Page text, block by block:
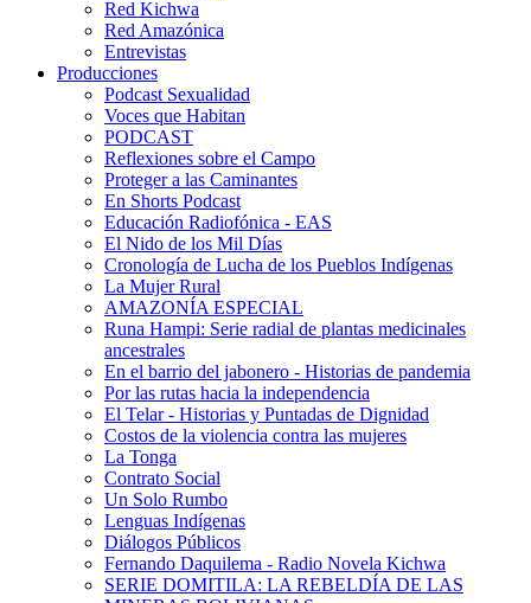
Red Kichwa
Red Amazónica
Entrevistas
Producciones
Podcast Sexualidad
Voces que Habitan
PODCAST
Reflexiones sobre el Campo
Proteger a las Caminantes
En Shorts Podcast
Educación Radiofónica - EAS
El Nido de los Mil Días
Cronología de Lucha de los Pueblos Indígenas
La Mujer Rural
AMAZONÍA ESPECIAL
Runa Hampi: Serie radial de plantas medicinales
ancestrales
En el barrio del jabonero - Historias de pandemia
Por las rutas hacia la independencia
El Telar - Historias y Puntadas de Dignidad
Costos de la violencia contra las mujeres
La Tonga
Contrato Social
Un Solo Rumbo
Lenguas Indígenas
Diálogos Públicos
Fernando Daquilema - Radio Novela Kichwa
SERIE DOMITILA: LA REBELDÍA DE LAS